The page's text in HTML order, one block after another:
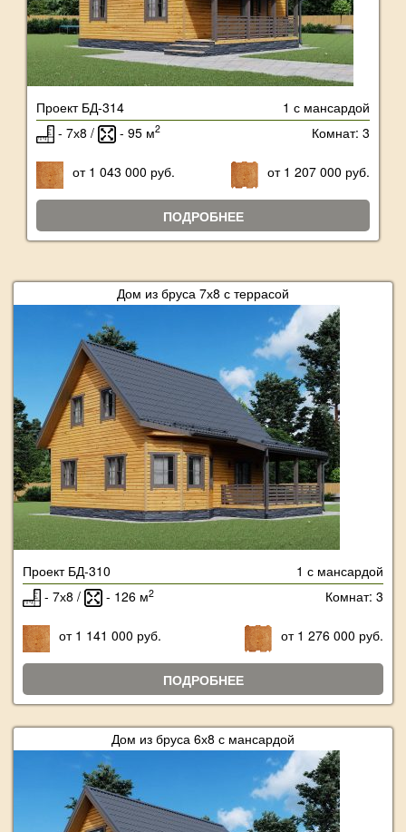
Проект БД-314
1 с мансардой
- 7х8 /
- 95 м2 Комнат: 3
от 1 043 000 руб. от 1 207 000 руб.
ПОДРОБНЕЕ
Дом из бруса 7х8 с террасой
Проект БД-310
1 с мансардой
- 7х8 /
- 126 м2 Комнат: 3
от 1 141 000 руб. от 1 276 000 руб.
ПОДРОБНЕЕ
Дом из бруса 6х8 с мансардой